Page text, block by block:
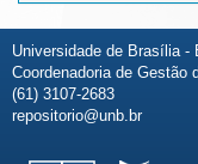
Universidade de Brasília -
Coordenadoria de Gestão
(61) 3107-2683
repositorio@unb.br